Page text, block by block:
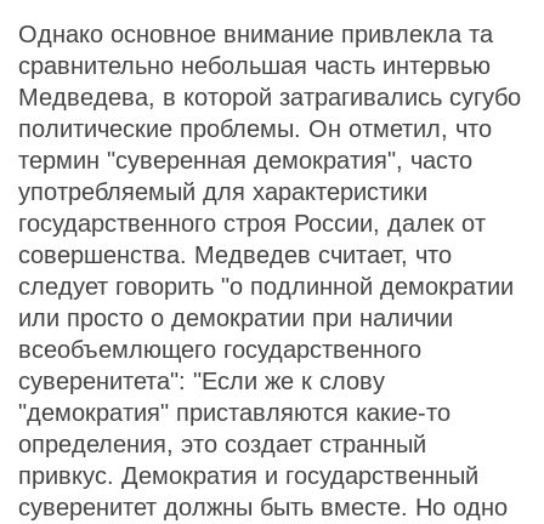
Однако основное внимание привлекла та
сравнительно небольшая часть интервью
Медведева, в которой затрагивались сугубо
политические проблемы. Он отметил, что
термин "суверенная демократия", часто
употребляемый для характеристики
государственного строя России, далек от
совершенства. Медведев считает, что
следует говорить "о подлинной демократии
или просто о демократии при наличии
всеобъемлющего государственного
суверенитета": "Если же к слову
"демократия" приставляются какие-то
определения, это создает странный
привкус. Демократия и государственный
суверенитет должны быть вместе. Но одно